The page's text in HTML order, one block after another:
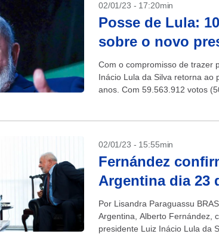
02/01/23 - 17:20min
Posse de Lula:
sobre o novo
Com o compromisso de trazer
Inácio Lula da Silva retorna ao
anos. Com 59.563.912 votos
02/01/23 - 15:55min
Fernández
Argentina dia 23
Por Lisandra Paraguassu
Argentina, Alberto Fernández,
presidente Luiz Inácio Lula da